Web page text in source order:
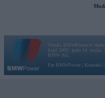
Vortāls BMWPower.lv
kopš 2002. gada 14. maija.
BMW AG.
Par BMWPower
Kontakti